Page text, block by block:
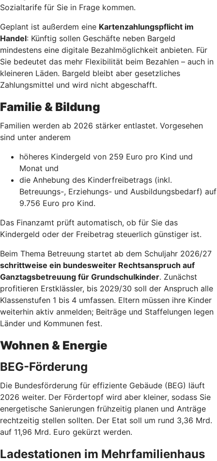
Sozialtarife für Sie in Frage kommen.
Geplant ist außerdem eine Kartenzahlungspflicht im
Handel: Künftig sollen Geschäfte neben Bargeld
mindestens eine digitale Bezahlmöglichkeit anbieten. Für
Sie bedeutet das mehr Flexibilität beim Bezahlen – auch in
kleineren Läden. Bargeld bleibt aber gesetzliches
Zahlungsmittel und wird nicht abgeschafft.
Familie & Bildung
Familien werden ab 2026 stärker entlastet. Vorgesehen
sind unter anderem
höheres Kindergeld von 259 Euro pro Kind und
Monat und
die Anhebung des Kinderfreibetrags (inkl.
Betreuungs-, Erziehungs- und Ausbildungsbedarf) auf
9.756 Euro pro Kind.
Das Finanzamt prüft automatisch, ob für Sie das
Kindergeld oder der Freibetrag steuerlich günstiger ist.
Beim Thema Betreuung startet ab dem Schuljahr 2026/27
schrittweise ein bundesweiter Rechtsanspruch auf
Ganztagsbetreuung für Grundschulkinder. Zunächst
profitieren Erstklässler, bis 2029/30 soll der Anspruch alle
Klassenstufen 1 bis 4 umfassen. Eltern müssen ihre Kinder
weiterhin aktiv anmelden; Beiträge und Staffelungen legen
Länder und Kommunen fest.
Wohnen & Energie
BEG-Förderung
Die Bundesförderung für effiziente Gebäude (BEG) läuft
2026 weiter. Der Fördertopf wird aber kleiner, sodass Sie
energetische Sanierungen frühzeitig planen und Anträge
rechtzeitig stellen sollten. Der Etat soll um rund 3,36 Mrd.
auf 11,96 Mrd. Euro gekürzt werden.
Ladestationen im Mehrfamilienhaus